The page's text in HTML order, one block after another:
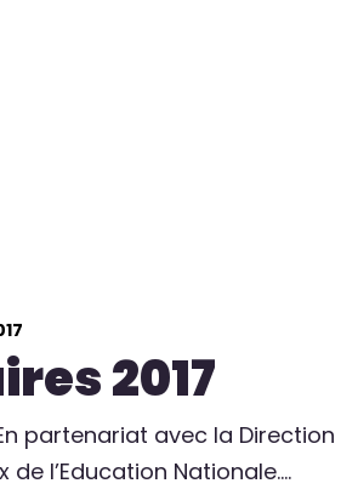
2017
partenariat avec la Direction
l’Education Nationale.…